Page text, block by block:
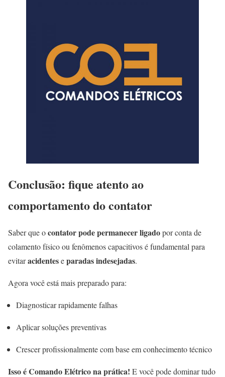
Conclusão: fique atento ao
comportamento do contator
Saber que ocontator pode permanecer ligadopor conta de
colamento físico ou fenômenos capacitivos é fundamental para
evitaracidenteseparadas indesejadas.
Agora você está mais preparado para:
Diagnosticar rapidamente falhas
Aplicar soluções preventivas
Crescer profissionalmente com base em conhecimento técnico
Isso é Comando Elétrico na prática! E você pode dominar tudo